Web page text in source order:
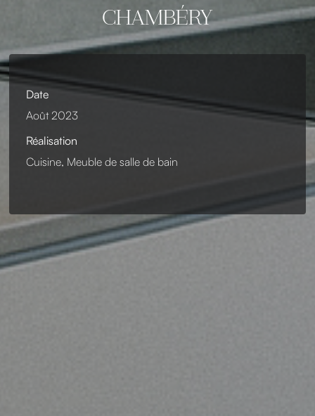
CHAMBÉRY
Date
Août 2023
Réalisation
Cuisine, Meuble de salle de bain